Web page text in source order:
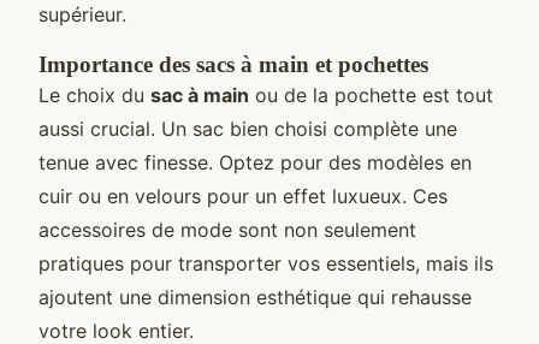
supérieur.
Importance des sacs à main et pochettes
Le choix du sac à main ou de la pochette est tout
aussi crucial. Un sac bien choisi complète une
tenue avec finesse. Optez pour des modèles en
cuir ou en velours pour un effet luxueux. Ces
accessoires de mode sont non seulement
pratiques pour transporter vos essentiels, mais ils
ajoutent une dimension esthétique qui rehausse
votre look entier.